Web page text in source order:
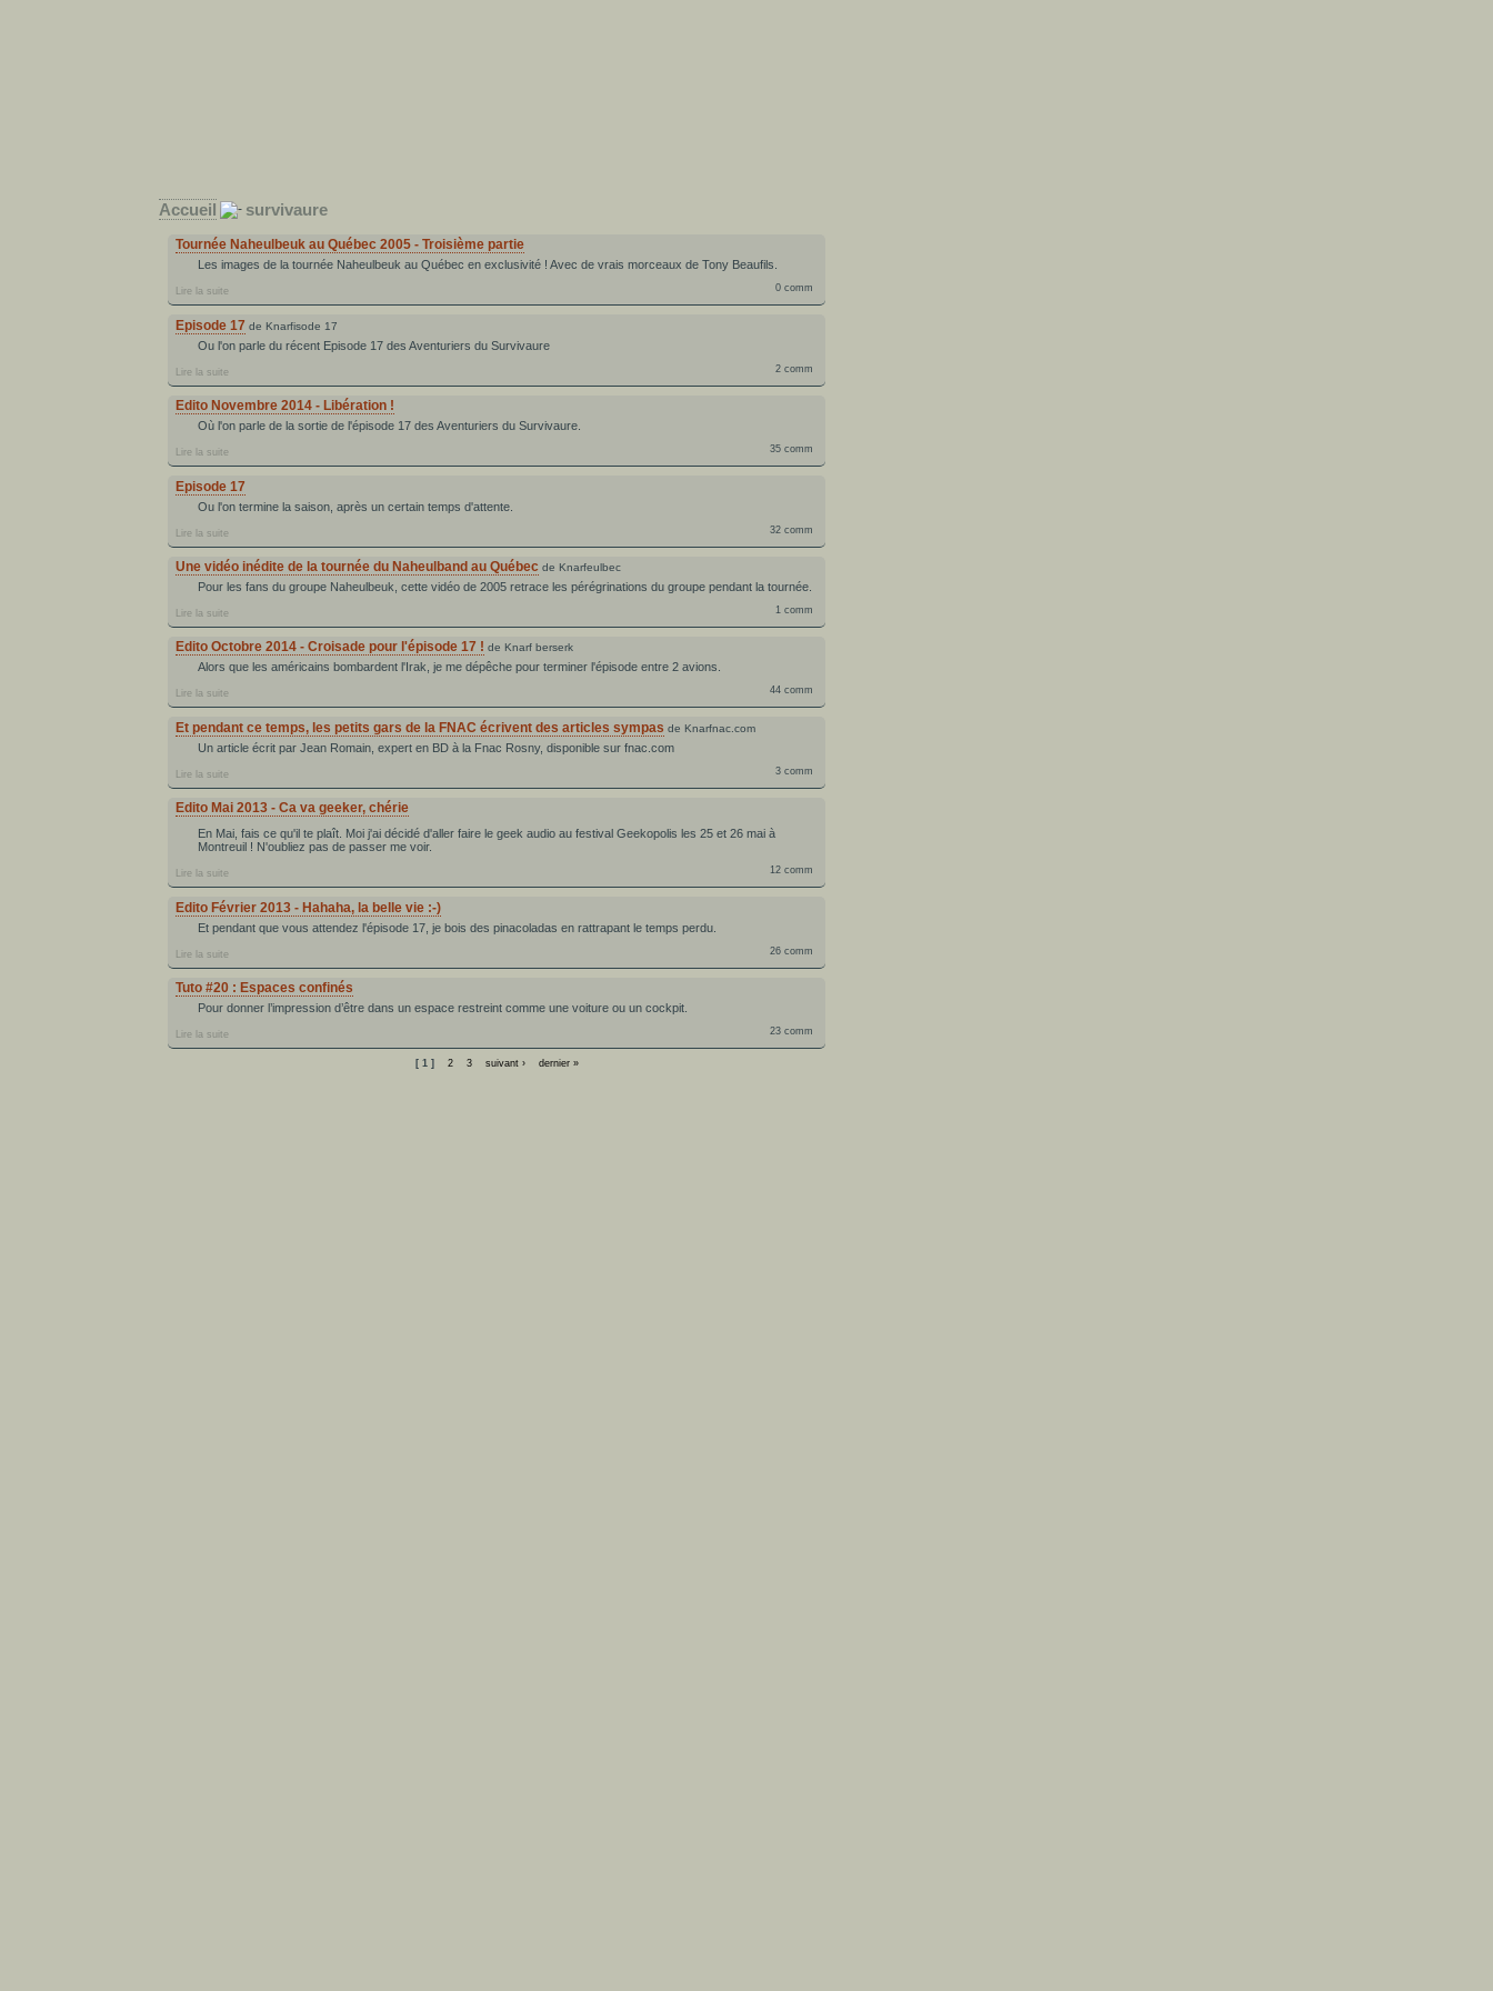
Accueil survivaure
Tournée Naheulbeuk au Québec 2005 - Troisième partie
Les images de la tournée Naheulbeuk au Québec en exclusivité ! Avec de vrais morceaux de Tony Beaufils.
0 comm
Lire la suite
Episode 17 de Knarfisode 17
Ou l'on parle du récent Episode 17 des Aventuriers du Survivaure
2 comm
Lire la suite
Edito Novembre 2014 - Libération !
Où l'on parle de la sortie de l'épisode 17 des Aventuriers du Survivaure.
35 comm
Lire la suite
Episode 17
Ou l'on termine la saison, après un certain temps d'attente.
32 comm
Lire la suite
Une vidéo inédite de la tournée du Naheulband au Québec de Knarfeulbec
Pour les fans du groupe Naheulbeuk, cette vidéo de 2005 retrace les pérégrinations du groupe pendant la tournée.
1 comm
Lire la suite
Edito Octobre 2014 - Croisade pour l'épisode 17 ! de Knarf berserk
Alors que les américains bombardent l'Irak, je me dépêche pour terminer l'épisode entre 2 avions.
44 comm
Lire la suite
Et pendant ce temps, les petits gars de la FNAC écrivent des articles sympas de Knarfnac.com
Un article écrit par Jean Romain, expert en BD à la Fnac Rosny, disponible sur fnac.com
3 comm
Lire la suite
Edito Mai 2013 - Ca va geeker, chérie
En Mai, fais ce qu'il te plaît. Moi j'ai décidé d'aller faire le geek audio au festival Geekopolis les 25 et 26 mai à
Montreuil ! N'oubliez pas de passer me voir.
12 comm
Lire la suite
Edito Février 2013 - Hahaha, la belle vie :-)
Et pendant que vous attendez l'épisode 17, je bois des pinacoladas en rattrapant le temps perdu.
26 comm
Lire la suite
Tuto #20 : Espaces confinés
Pour donner l’impression d’être dans un espace restreint comme une voiture ou un cockpit.
23 comm
Lire la suite
[ 1 ] 2 3 suivant › dernier »